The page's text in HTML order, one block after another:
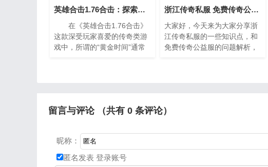
英雄合击1.76合击：探索游戏内的黄金时间
在《英雄合击1.76合击》
这款深受玩家喜爱的传奇类游
戏中，所谓的“黄金时间”通常
浙江传奇私服 免费传奇公益服
大家好，今天来为大家分享浙
江传奇私服的一些知识点，和
免费传奇公益服的问题解析，
留言与评论 （共有 0 条评论）
昵称：
匿名发表 登录账号